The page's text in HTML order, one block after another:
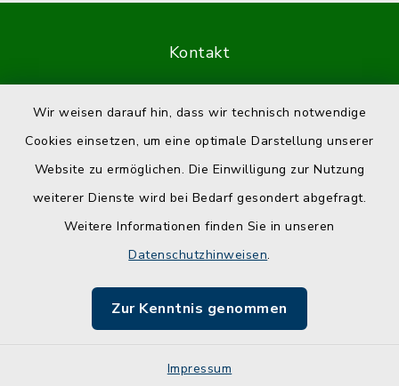
Wir weisen darauf hin, dass wir technisch notwendige
Cookies einsetzen, um eine optimale Darstellung unserer
Website zu ermöglichen. Die Einwilligung zur Nutzung
weiterer Dienste wird bei Bedarf gesondert abgefragt.
Weitere Informationen finden Sie in unseren
Datenschutzhinweisen.
Zur Kenntnis genommen
Impressum
Kontakt
Datenschutz
Impressum
Sitemap
Cookie-Einstellungen